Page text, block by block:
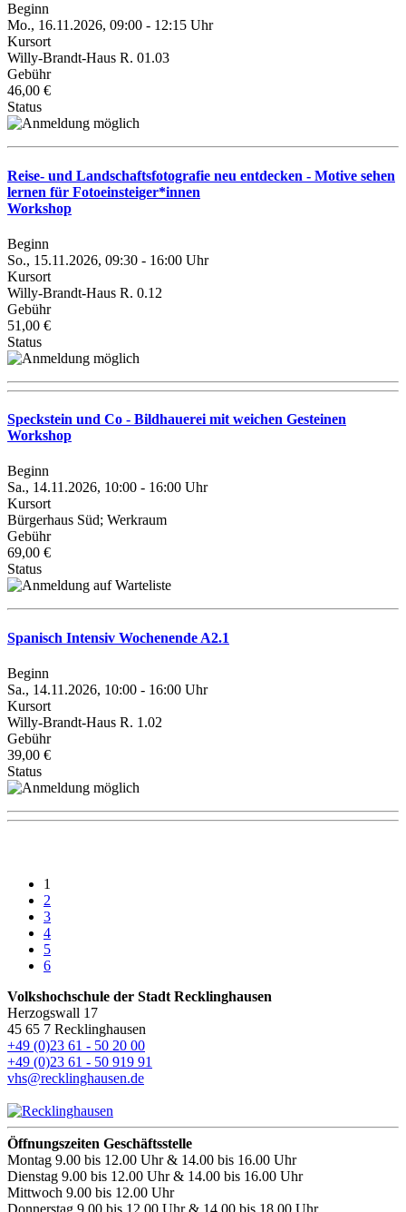
Beginn
Mo., 16.11.2026, 09:00 - 12:15 Uhr
Kursort
Willy-Brandt-Haus R. 01.03
Gebühr
46,00 €
Status
Reise- und Landschaftsfotografie neu entdecken - Motive sehen
lernen für Fotoeinsteiger*innen
Workshop
Beginn
So., 15.11.2026, 09:30 - 16:00 Uhr
Kursort
Willy-Brandt-Haus R. 0.12
Gebühr
51,00 €
Status
Speckstein und Co - Bildhauerei mit weichen Gesteinen
Workshop
Beginn
Sa., 14.11.2026, 10:00 - 16:00 Uhr
Kursort
Bürgerhaus Süd; Werkraum
Gebühr
69,00 €
Status
Spanisch Intensiv Wochenende A2.1
Beginn
Sa., 14.11.2026, 10:00 - 16:00 Uhr
Kursort
Willy-Brandt-Haus R. 1.02
Gebühr
39,00 €
Status
1
2
3
4
5
6
Volkshochschule der Stadt Recklinghausen
Herzogswall 17
45 65 7 Recklinghausen
+49 (0)23 61 - 50 20 00
+49 (0)23 61 - 50 919 91
vhs@recklinghausen.de
Öffnungszeiten Geschäftsstelle
Montag 9.00 bis 12.00 Uhr & 14.00 bis 16.00 Uhr
Dienstag 9.00 bis 12.00 Uhr & 14.00 bis 16.00 Uhr
Mittwoch 9.00 bis 12.00 Uhr
Donnerstag 9.00 bis 12.00 Uhr & 14.00 bis 18.00 Uhr